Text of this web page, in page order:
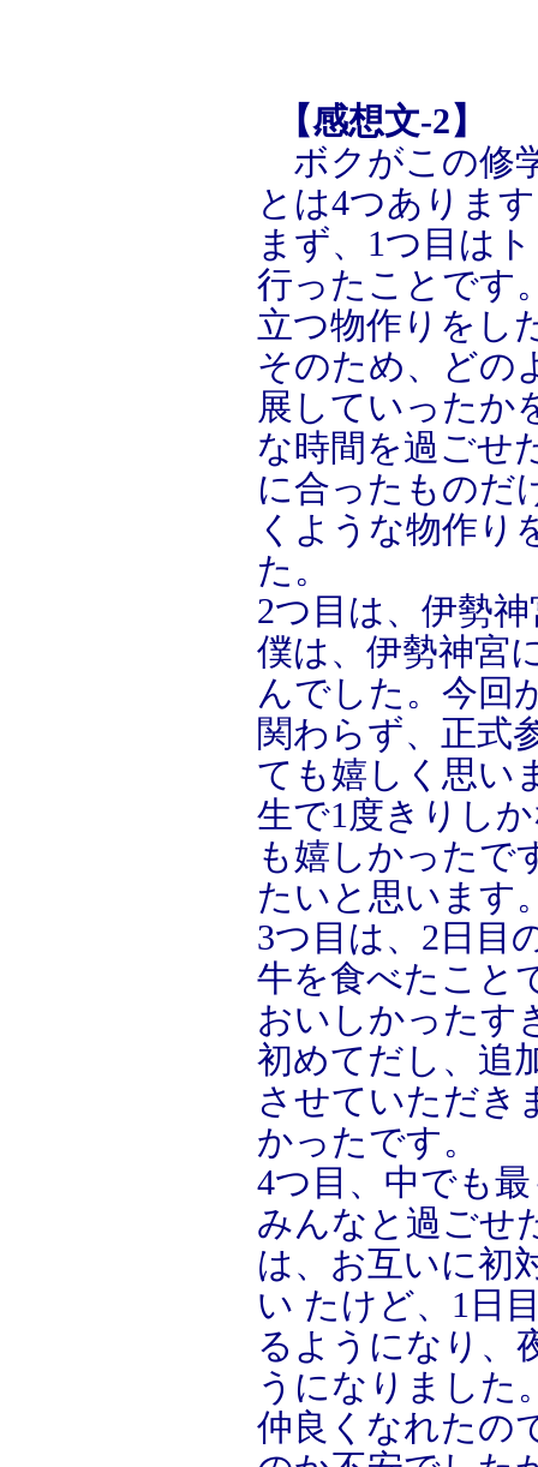
【感想文-2】
ボクがこの修
とは4つありま
まず、1つ目は
行ったことです
立つ物作りをし
そのため、どの
展していったか
な時間を過ごせ
に合ったものだ
くような物作り
た。
2つ目は、伊勢
僕は、伊勢神宮
んでした。今回
関わらず、正式
ても嬉しく思い
生で1度きりし
も嬉しかったで
たいと思います
3つ目は、2日目
牛を食べたこと
おいしかったす
初めてだし、追
させていただき
かったです。
4つ目、中でも
みんなと過ごせ
は、お互いに初
い たけど、1日
るようになり、
うになりました
仲良くなれたの